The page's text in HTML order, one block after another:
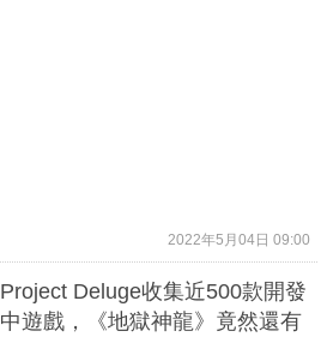
2022年5月04日 09:00
Project Deluge收集近500款開發
中遊戲，《地獄神龍》竟然還有